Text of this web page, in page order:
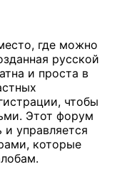
где можно
русской
и проста в
чтобы
Этот форум
и управляется
которые